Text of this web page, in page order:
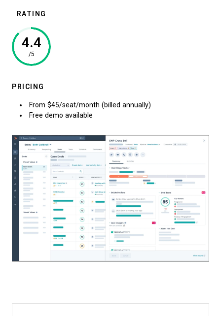
RATING
4.4
/5
PRICING
From $45/seat/month (billed annually)
Free demo available